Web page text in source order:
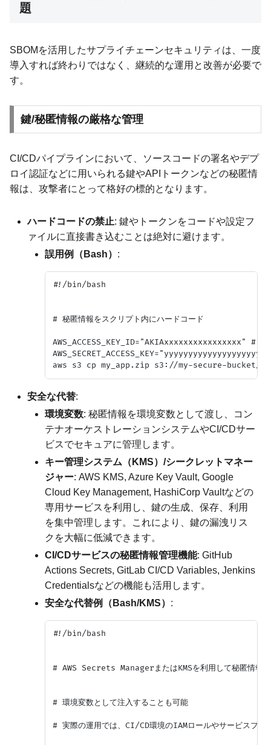
題
SBOMを活用したサプライチェーンセキュリティは、一度
導入すれば終わりではなく、継続的な運用と改善が必要で
す。
鍵/秘匿情報の厳格な管理
CI/CDパイプラインにおいて、ソースコードの署名やデプ
ロイ認証などに用いられる鍵やAPIトークンなどの秘匿情
報は、攻撃者にとって格好の標的となります。
ハードコードの禁止: 鍵やトークンをコードや設定フ
ァイルに直接書き込むことは絶対に避けます。
誤用例（Bash） :
#!/bin/bash
# 秘匿情報をスクリプト内にハードコード
AWS_ACCESS_KEY_ID="AKIAxxxxxxxxxxxxxxxx" # ソ
安全な代替:
環境変数: 秘匿情報を環境変数として渡し、コン
テナオーケストレーションシステムやCI/CDサー
ビスでセキュアに管理します。
キー管理システム（KMS）/シークレットマネー
ジャー: AWS KMS, Azure Key Vault, Google
Cloud Key Management, HashiCorp Vaultなどの
専用サービスを利用し、鍵の生成、保存、利用
を集中管理します。これにより、鍵の漏洩リス
クを大幅に低減できます。
CI/CDサービスの秘匿情報管理機能: GitHub
Actions Secrets, GitLab CI/CD Variables, Jenkins
Credentialsなどの機能も活用します。
安全な代替例（Bash/KMS） :
#!/bin/bash
# AWS Secrets ManagerまたはKMSを利用して秘匿情報
# 環境変数として注入することも可能
# 実際の運用では、CI/CD環境のIAMロールやサービスプリ